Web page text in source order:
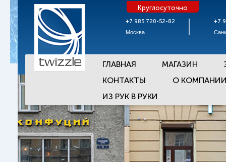
+7 985 720-52-82
Москва
Круглосуточно
+7
ГЛАВНАЯ МАГАЗИН
КОНТАКТЫ
О
ИЗ РУК В РУКИ